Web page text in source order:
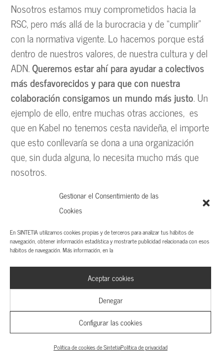
Gestionar el Consentimiento de las
Cookies
En SINTETIA utilizamos cookies propias y de terceros para analizar tus hábitos de
navegación, obtener información estadística y mostrarte publicidad relacionada con esos
hábitos de navegación. Más información, en la
Aceptar cookies
Denegar
Configurar las cookies
Política de cookies de SintetiaPolítica de privacidad
Nosotros estamos muy comprometidos hacia la
RSC, pero más allá de la burocracia y de “cumplir”
con la normativa vigente. Lo hacemos porque está
dentro de nuestros valores, de nuestra cultura y del
ADN.Queremos estar ahí para ayudar a colectivos
más desfavorecidos y para que con nuestra
colaboración consigamos un mundo más justo. Un
ejemplo de ello, entre muchas otras acciones, es
que en Kabel no tenemos cesta navideña, el importe
que esto conllevaría se dona a una organización
que, sin duda alguna, lo necesita mucho más que
nosotros.
—Y ya que estamos, empieza la cuenta atrás en
materia de equidad y transparencia retributiva,
¿será fácil de implementar? ¿cuáles son las
barreras que te encuentras?
En materia de equidad ya se han dado grandes
pasos y es una normativa que está más
evolucionada. Muchas somos las empresas que ya
tenemos un Plan de Igualdad diseñado e
paso más allá, yno solo lo hemos concentrado en